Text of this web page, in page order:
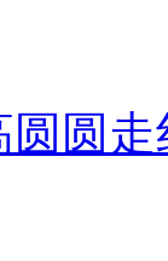
圆圆走